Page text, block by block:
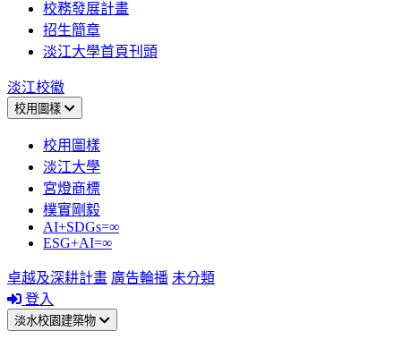
校務發展計畫
招生簡章
淡江大學首頁刊頭
淡江校徽
校用圖樣
校用圖樣
淡江大學
宮燈商標
樸實剛毅
AI+SDGs=∞
ESG+AI=∞
卓越及深耕計畫 廣告輪播 未分類
登入
淡水校園建築物